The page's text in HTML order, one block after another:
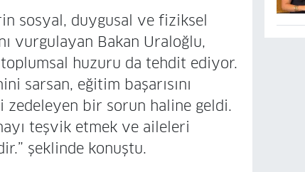
sosyal, duygusal ve fiziksel
vurgulayan Bakan Uraloğlu,
huzuru da tehdit ediyor.
sarsan, eğitim başarısını
bir sorun haline geldi.
teşvik etmek ve aileleri
şeklinde konuştu.